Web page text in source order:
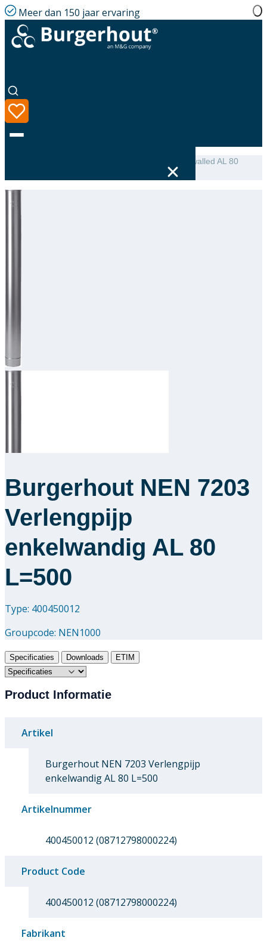
Meer dan 150 jaar ervaring
Taal
Academy
Over ons
NEN 7203 Extension single-walled AL 80
Burgerhout NEN 7203
Verlengpijp
enkelwandig AL 80
L=500
Type: 400450012
Groupcode: NEN1000
Specificaties Downloads ETIM
Product Informatie
Artikel
Burgerhout NEN 7203 Verlengpijp
enkelwandig AL 80 L=500
Artikelnummer
400450012 (08712798000224)
Product Code
400450012 (08712798000224)
Fabrikant